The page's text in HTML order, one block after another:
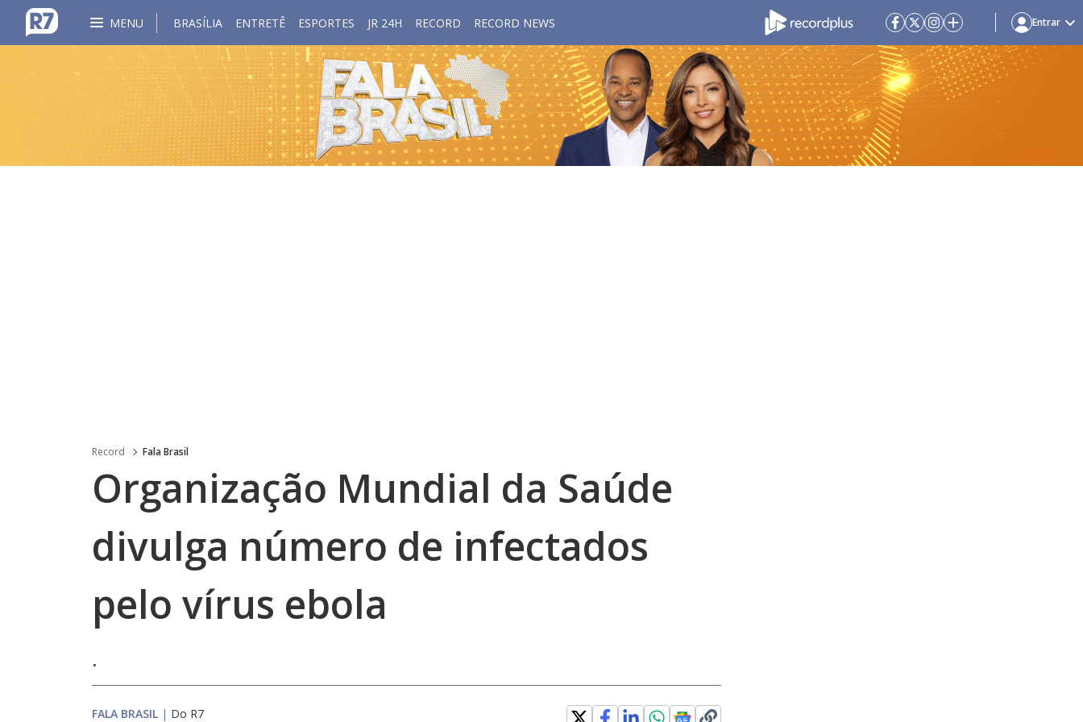
MENU BRASÍLIA ENTRETÊ ESPORTES JR 24H RECORD RECORD NEWS Entrar
Record Fala Brasil
Organização Mundial da Saúde
divulga número de infectados
pelo vírus ebola
.
FALA BRASIL | Do R7